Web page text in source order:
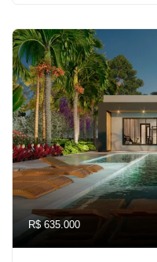
R$ 635.000